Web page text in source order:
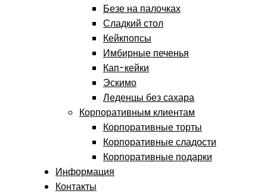
Безе на палочках
Сладкий стол
Кейкпопсы
Имбирные печенья
Кап-кейки
Эскимо
Леденцы без сахара
Корпоративным клиентам
Корпоративные торты
Корпоративные сладости
Корпоративные подарки
Информация
Контакты